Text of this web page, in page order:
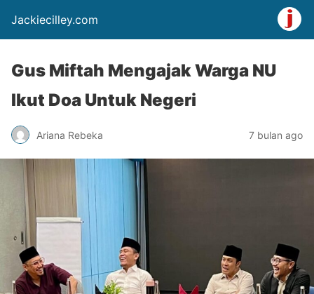
Jackiecilley.com
Gus Miftah Mengajak Warga NU
Ikut Doa Untuk Negeri
Ariana Rebeka 7 bulan ago